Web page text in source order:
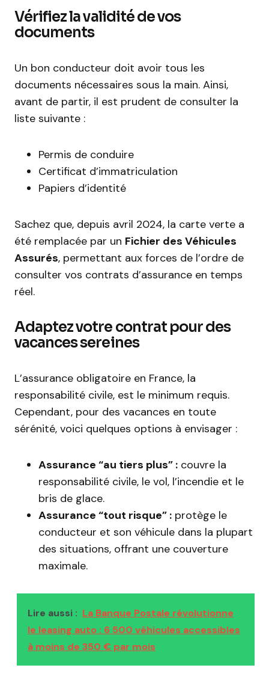
Vérifiez la validité de vos
documents
Un bon conducteur doit avoir tous les
documents nécessaires sous la main. Ainsi,
avant de partir, il est prudent de consulter la
liste suivante :
Permis de conduire
Certificat d’immatriculation
Papiers d’identité
Sachez que, depuis avril 2024, la carte verte a
été remplacée par un Fichier des Véhicules
Assurés, permettant aux forces de l’ordre de
consulter vos contrats d’assurance en temps
réel.
Adaptez votre contrat pour des
vacances sereines
L’assurance obligatoire en France, la
responsabilité civile, est le minimum requis.
Cependant, pour des vacances en toute
sérénité, voici quelques options à envisager :
Assurance “au tiers plus” : couvre la
responsabilité civile, le vol, l’incendie et le
bris de glace.
Assurance “tout risque” : protège le
conducteur et son véhicule dans la plupart
des situations, offrant une couverture
maximale.
Lire aussi : La Banque Postale révolutionne
le leasing auto : 6 500 véhicules accessibles
à moins de 350 € par mois